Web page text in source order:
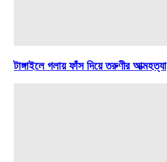
টাঙ্গাইলে গলায় ফাঁস দিয়ে তরুণীর আত্মহত্যা